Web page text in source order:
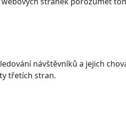
návštěvníků a jejich
třetích stran.